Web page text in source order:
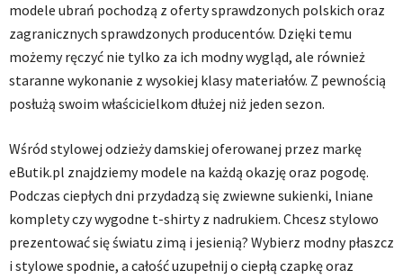
modele ubrań pochodzą z oferty sprawdzonych polskich oraz
zagranicznych sprawdzonych producentów. Dzięki temu
możemy ręczyć nie tylko za ich modny wygląd, ale również
staranne wykonanie z wysokiej klasy materiałów. Z pewnością
posłużą swoim właścicielkom dłużej niż jeden sezon.
Wśród stylowej odzieży damskiej oferowanej przez markę
eButik.pl znajdziemy modele na każdą okazję oraz pogodę.
Podczas ciepłych dni przydadzą się zwiewne sukienki, lniane
komplety czy wygodne t-shirty z nadrukiem. Chcesz stylowo
prezentować się światu zimą i jesienią? Wybierz modny płaszcz
i stylowe spodnie, a całość uzupełnij o ciepłą czapkę oraz